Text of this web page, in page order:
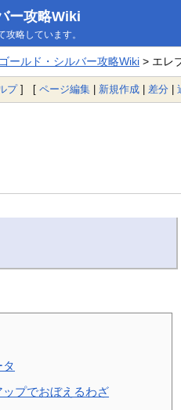
ー攻略Wiki
攻略しています。
ールド・シルバー攻略Wiki> エレ
プ] [ ページ編集 | 新規作成 | 差分 |
プでおぼえるわざ